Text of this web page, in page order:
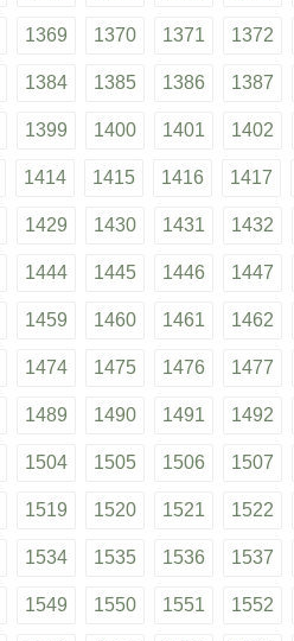
1369 1370 1371 1372
1384 1385 1386 1387
1399 1400 1401 1402
1414 1415 1416 1417
1429 1430 1431 1432
1444 1445 1446 1447
1459 1460 1461 1462
1474 1475 1476 1477
1489 1490 1491 1492
1504 1505 1506 1507
1519 1520 1521 1522
1534 1535 1536 1537
1549 1550 1551 1552